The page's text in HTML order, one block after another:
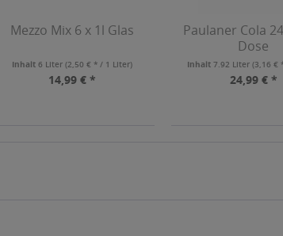
Mezzo Mix 6 x 1l Glas
Inhalt 6 Liter (2,50 € * / 1 Liter)
14,99 € *
Paulaner Cola
Dose
Inhalt7.92 Liter(3,16 €
24,99 € *